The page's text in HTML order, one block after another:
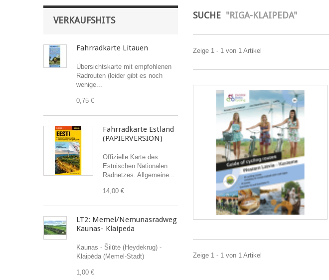
VERKAUFSHITS
Fahrradkarte Litauen
Übersichtskarte mit empfohlenen
Radrouten (leider gibt es noch
wenige...
0,75 €
Fahrradkarte Estland
(PAPIERVERSION)
Offizielle Karte des
Estnischen Nationalen
Radnetzes. Allgemeine...
14,00 €
LT2: Memel/Nemunasradweg
Kaunas- Klaipeda
Kaunas - Šilūtė (Heydekrug) -
Klaipėda (Memel-Stadt)
1,00 €
SUCHE "RIGA-KLAIPEDA"
Zeige 1 - 1 von 1 Artikel
Zeige 1 - 1 von 1 Artikel